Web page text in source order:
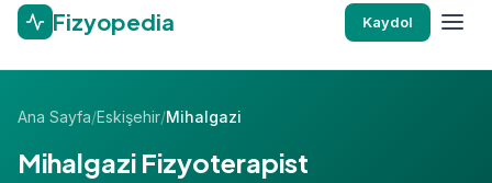
Fizyopedia Kaydol
Ana Sayfa/Eskişehir/Mihalgazi
Mihalgazi Fizyoterapist